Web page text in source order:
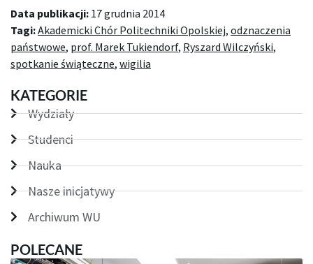
Data publikacji: 17 grudnia 2014
Tagi:Akademicki Chór Politechniki Opolskiej, odznaczenia
państwowe, prof. Marek Tukiendorf, Ryszard Wilczyński,
spotkanie świąteczne, wigilia
KATEGORIE
Wydziały
Studenci
Nauka
Nasze inicjatywy
Archiwum WU
POLECANE